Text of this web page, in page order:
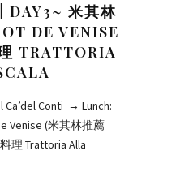
DAY3~ 米其林
DE VENISE
TRATTORIA
Conti → Lunch:
Venise (米其林推薦
理 Trattoria Alla